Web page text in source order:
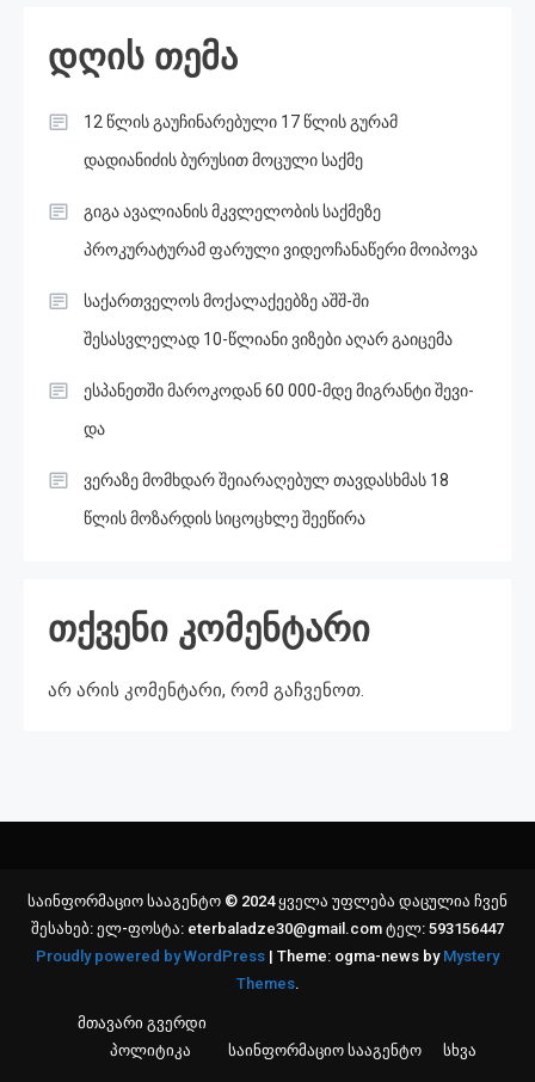
დღის თემა
12 წლის გაუჩინარებული 17 წლის გურამ
დადიანიძის ბურუსით მოცული საქმე
გიგა ავალიანის მკვლელობის საქმეზე
პროკურატურამ ფარული ვიდეოჩანაწერი მოიპოვა
საქართველოს მოქალაქეებზე აშშ-ში
შესასვლელად 10-წლიანი ვიზები აღარ გაიცემა
ესპანეთში მა­რო­კო­დან 60 000-მდე მიგ­რან­ტი შე­ვი­
და
ვერაზე მომხდარ შეიარაღებულ თავდასხმას 18
წლის მოზარდის სიცოცხლე შეეწირა
თქვენი კომენტარი
არ არის კომენტარი, რომ გაჩვენოთ.
საინფორმაციო სააგენტო © 2024 ყველა უფლება დაცულია ჩვენ
შესახებ: ელ-ფოსტა: eterbaladze30@gmail.com ტელ: 593156447
Proudly powered by WordPress | Theme: ogma-news by Mystery
Themes.
მთავარი გვერდი
პოლიტიკა
საინფორმაციო სააგენტო სხვა